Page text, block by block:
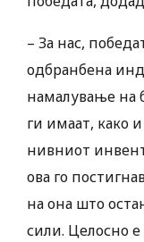
– За нас,
одбранбена
намалување на
ги имаат, како
нивниот
ова го
на она што
сили. Целосно